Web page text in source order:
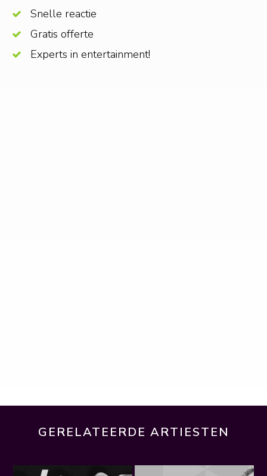
Snelle reactie
Gratis offerte
Experts in entertainment!
GERELATEERDE ARTIESTEN